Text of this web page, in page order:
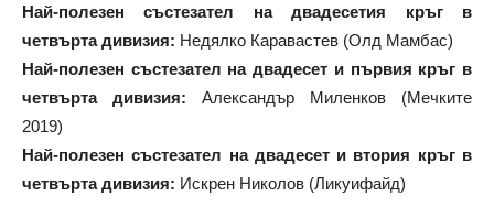
Най-полезен състезател на двадесетия кръг в
четвърта дивизия: Недялко Каравастев (Олд Мамбас)
Най-полезен състезател на двадесет и първия кръг в
четвърта дивизия: Александър Миленков (Мечките
2019)
Най-полезен състезател на двадесет и втория кръг в
четвърта дивизия: Искрен Николов (Ликуифайд)